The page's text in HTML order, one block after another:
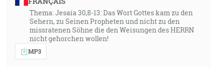
Thema: Jesaia 30,8-13: Das Wort Gottes kam zu den
Sehern, zu Seinen Propheten und nicht zu den
missratenen Söhne die den Weisungen des HERRN
nicht gehorchen wollen!
MP3